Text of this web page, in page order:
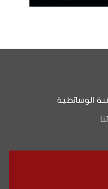
الوسائطية